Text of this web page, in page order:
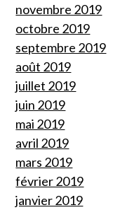
novembre 2019
octobre 2019
septembre 2019
août 2019
juillet 2019
juin 2019
mai 2019
avril 2019
mars 2019
février 2019
janvier 2019